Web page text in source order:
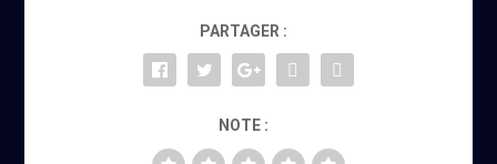
PARTAGER :
NOTE :